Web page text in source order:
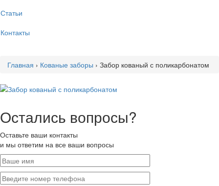
Статьи
Контакты
Главная › Кованые заборы › Забор кованый с поликарбонатом
Остались вопросы?
Оставьте ваши контакты
и мы ответим на все ваши вопросы